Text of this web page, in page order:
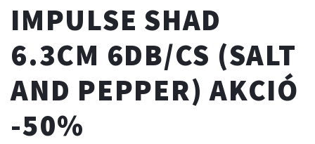
IMPULSE SHAD
6.3CM 6DB/CS (SALT
AND PEPPER) AKCIÓ
-50%